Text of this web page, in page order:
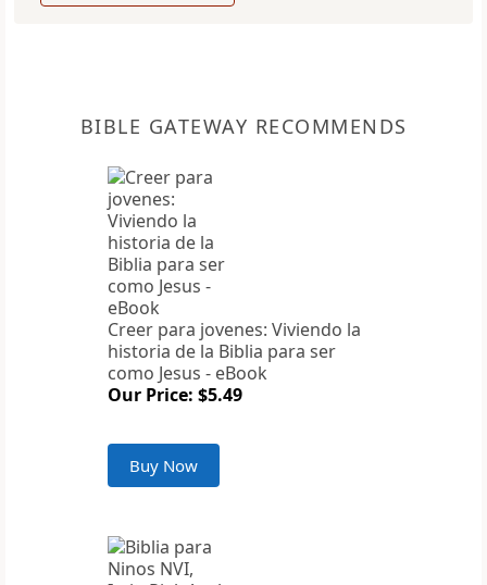
BIBLE GATEWAY RECOMMENDS
Creer para jovenes: Viviendo la
historia de la Biblia para ser
como Jesus - eBook
Our Price: $5.49
Buy Now